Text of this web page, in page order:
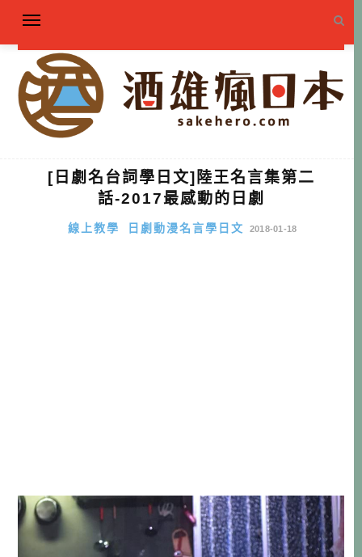
[日劇名台詞學日文]陸王名言集第二
話-2017最感動的日劇
線上教學 日劇動漫名言學日文 2018-01-18